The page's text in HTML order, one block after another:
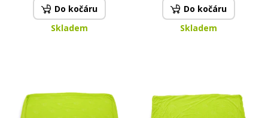
Do kočáru
Skladem
Do kočáru
Skladem